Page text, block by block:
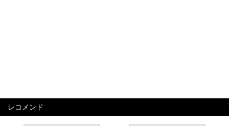
レコメンド